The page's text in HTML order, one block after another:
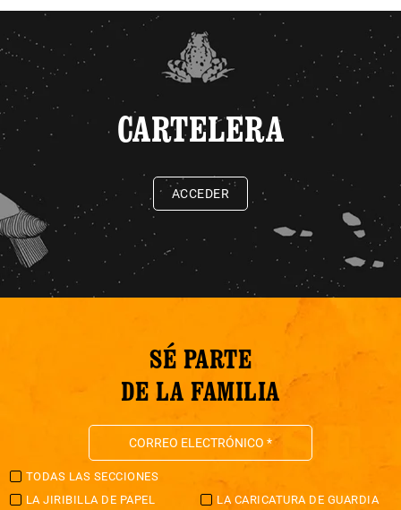
CARTELERA
ACCEDER
SÉ PARTE
DE LA FAMILIA
TODAS LAS SECCIONES
LA JIRIBILLA DE PAPEL
LA CARICATURA DE GUARDIA